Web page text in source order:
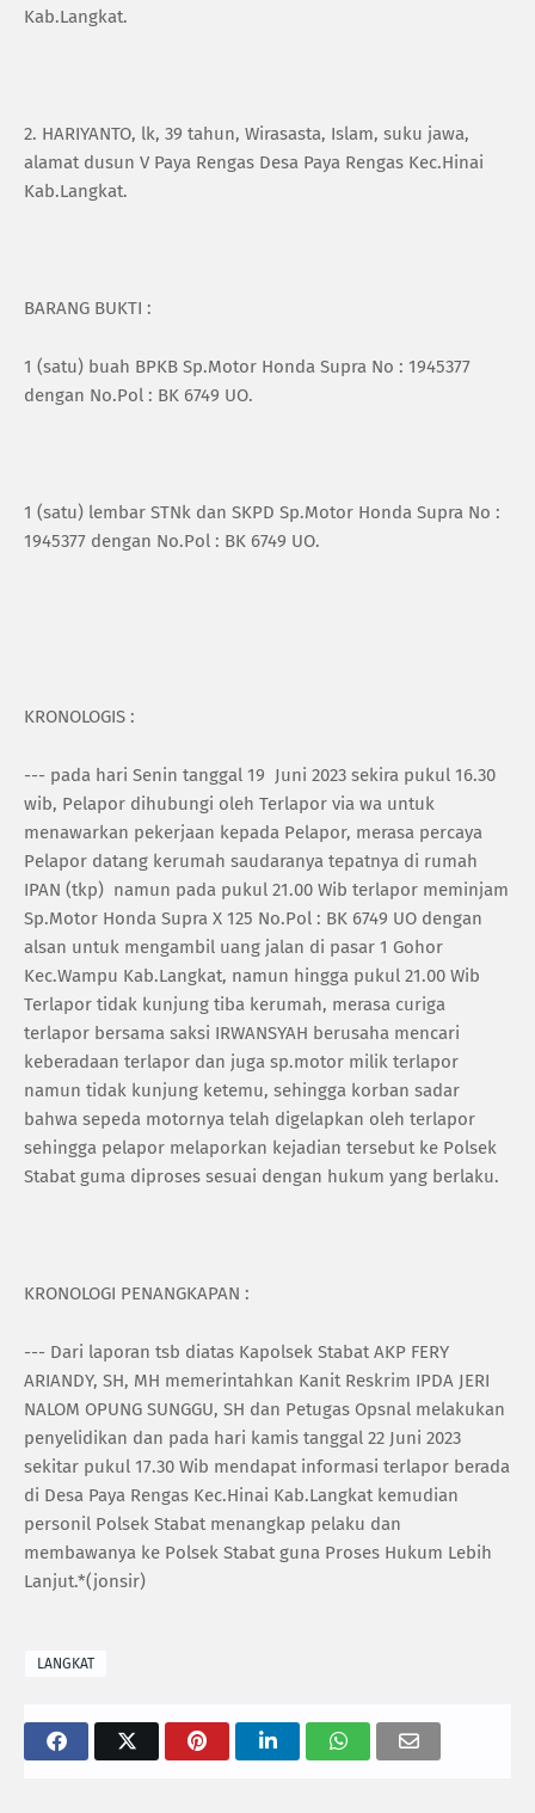
Kab.Langkat.
2. HARIYANTO, lk, 39 tahun, Wirasasta, Islam, suku jawa,
alamat dusun V Paya Rengas Desa Paya Rengas Kec.Hinai
Kab.Langkat.
BARANG BUKTI :
1 (satu) buah BPKB Sp.Motor Honda Supra No : 1945377
dengan No.Pol : BK 6749 UO.
1 (satu) lembar STNk dan SKPD Sp.Motor Honda Supra No :
1945377 dengan No.Pol : BK 6749 UO.
KRONOLOGIS :
--- pada hari Senin tanggal 19 Juni 2023 sekira pukul 16.30
wib, Pelapor dihubungi oleh Terlapor via wa untuk
menawarkan pekerjaan kepada Pelapor, merasa percaya
Pelapor datang kerumah saudaranya tepatnya di rumah
IPAN (tkp) namun pada pukul 21.00 Wib terlapor meminjam
Sp.Motor Honda Supra X 125 No.Pol : BK 6749 UO dengan
alsan untuk mengambil uang jalan di pasar 1 Gohor
Kec.Wampu Kab.Langkat, namun hingga pukul 21.00 Wib
Terlapor tidak kunjung tiba kerumah, merasa curiga
terlapor bersama saksi IRWANSYAH berusaha mencari
keberadaan terlapor dan juga sp.motor milik terlapor
namun tidak kunjung ketemu, sehingga korban sadar
bahwa sepeda motornya telah digelapkan oleh terlapor
sehingga pelapor melaporkan kejadian tersebut ke Polsek
Stabat guma diproses sesuai dengan hukum yang berlaku.
KRONOLOGI PENANGKAPAN :
--- Dari laporan tsb diatas Kapolsek Stabat AKP FERY
ARIANDY, SH, MH memerintahkan Kanit Reskrim IPDA JERI
NALOM OPUNG SUNGGU, SH dan Petugas Opsnal melakukan
penyelidikan dan pada hari kamis tanggal 22 Juni 2023
sekitar pukul 17.30 Wib mendapat informasi terlapor berada
di Desa Paya Rengas Kec.Hinai Kab.Langkat kemudian
personil Polsek Stabat menangkap pelaku dan
membawanya ke Polsek Stabat guna Proses Hukum Lebih
Lanjut.*(jonsir)
LANGKAT